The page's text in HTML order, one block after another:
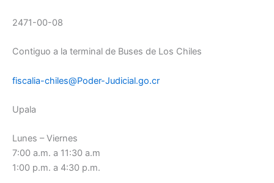
2471-00-08
Contiguo a la terminal de Buses de Los Chiles
fiscalia-chiles@Poder-Judicial.go.cr
Upala
Lunes – Viernes
7:00 a.m. a 11:30 a.m
1:00 p.m. a 4:30 p.m.